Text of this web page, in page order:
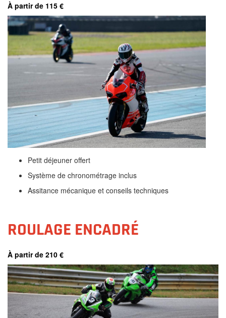
À partir de 115 €
Petit déjeuner offert
Système de chronométrage inclus
Assitance mécanique et conseils techniques
ROULAGE ENCADRÉ
À partir de 210 €